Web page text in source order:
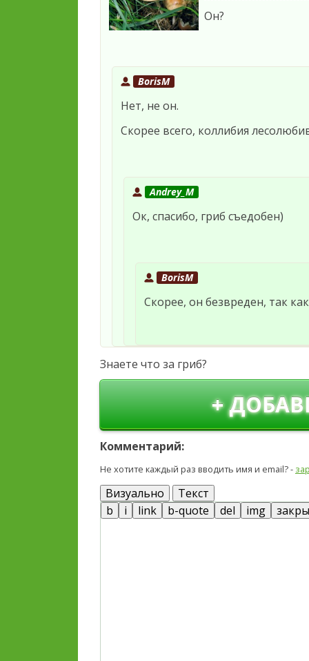
Он?
BorisM
Нет, не он.
Скорее всего, коллибия
Andrey_M
Ок, спасибо, гриб съедобен)
BorisM
Скорее, он безвреден, так
Знаете что за гриб?
+
Комментарий:
Не хотите каждый раз вводить имя и email? -
Визуально Текст